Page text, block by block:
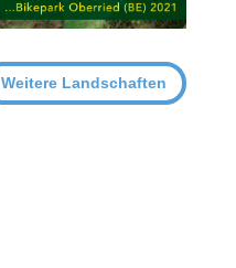
Weitere Landschaften